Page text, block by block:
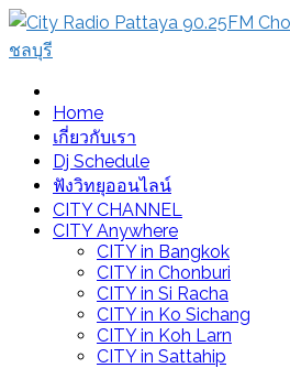
Skip
content
City Radio Pattaya 90.25FM
Home
เกี่ยวกับเรา
Dj Schedule
ฟังวิทยุออนไลน์
CITY CHANNEL
CITY Anywhere
CITY in Bangkok
CITY in Chonburi
CITY in Si Racha
CITY in Ko Sichang
CITY in Koh Larn
CITY in Sattahip